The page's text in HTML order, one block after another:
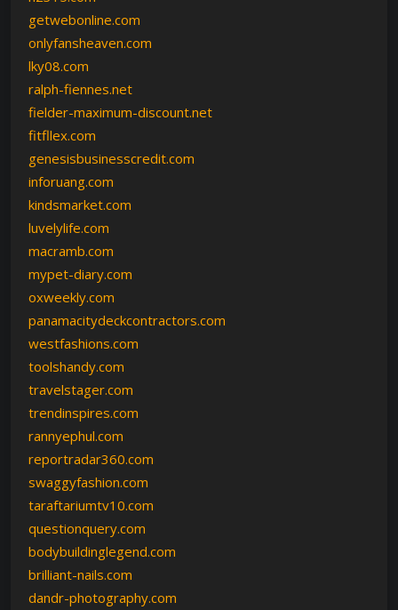
getwebonline.com
onlyfansheaven.com
lky08.com
ralph-fiennes.net
fielder-maximum-discount.net
fitfllex.com
genesisbusinesscredit.com
inforuang.com
kindsmarket.com
luvelylife.com
macramb.com
mypet-diary.com
oxweekly.com
panamacitydeckcontractors.com
westfashions.com
toolshandy.com
travelstager.com
trendinspires.com
rannyephul.com
reportradar360.com
swaggyfashion.com
taraftariumtv10.com
questionquery.com
bodybuildinglegend.com
brilliant-nails.com
dandr-photography.com